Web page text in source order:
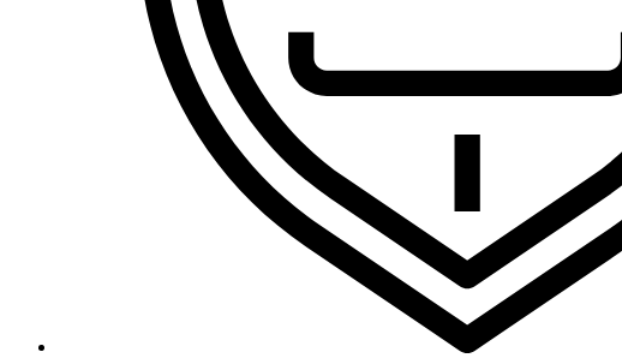
Ecosistema Claude desde cero: domina el chat, Skills, MCP y Claude Code
Curso de n8n 2.0: Domina las Automatizaciones de Cero a Experto [Edición 2026]
Curso de Agentes IA – De cero a experto
Marco Legal de la IA: RGPD, IA Act y Data Act para Profesionales
Curso de VibeCoding de Cero a Experto
Freepik Spaces desde cero: crea, organiza y automatiza contenido
Curso de CapCut de Cero a Experto por Ramon Teleco
Legal y Blog